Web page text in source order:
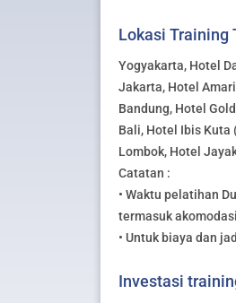
Lokasi Training
Yogyakarta, Hotel
Jakarta, Hotel
Bandung, Hotel
Bali, Hotel Ibis Kuta
Lombok, Hotel
Catatan :
• Waktu pelatihan
termasuk
• Untuk biaya dan
Investasi